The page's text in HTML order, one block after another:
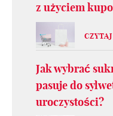
z użyciem
Jak wybrać
pasuje do
uroczystości?